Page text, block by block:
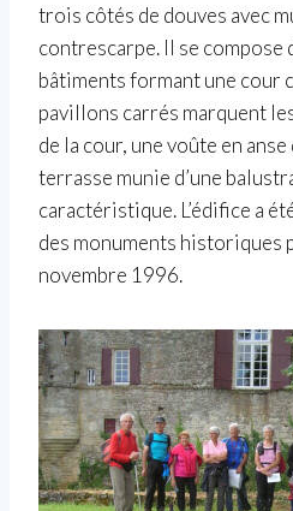
trois côtés de douves avec
contrescarpe. Il se compose
bâtiments formant une cour
pavillons carrés marquent
de la cour, une voûte en
terrasse munie d’une
caractéristique. L’édifice a
des monuments historiques
novembre 1996.